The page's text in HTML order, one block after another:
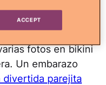
millonario italiano
con sus fans
fotos en bikini
Un embarazo
divertida parejita
ACCEPT